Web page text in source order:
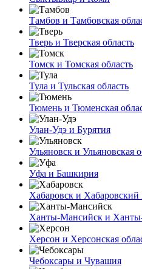
Тамбов и Тамбовская
Тверь и Тверская область
Томск и Томская область
Тула и Тульская область
Тюмень и Тюменская
Улан-Удэ и Бурятия
Ульяновск и Ульяновская
Уфа и Башкирия
Хабаровск и Хабаровский
Ханты-Мансийск и
Херсон и Херсонская
Чебоксары и Чувашия